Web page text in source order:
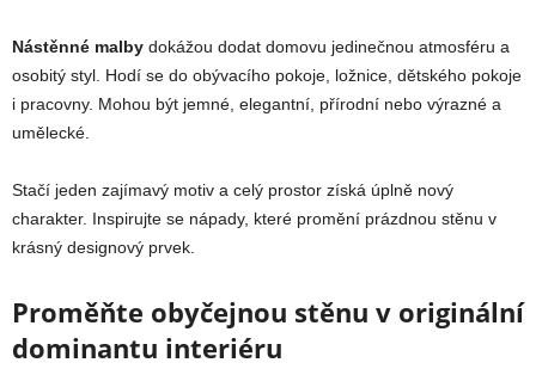
Nástěnné malby dokážou dodat domovu jedinečnou atmosféru a
osobitý styl. Hodí se do obývacího pokoje, ložnice, dětského pokoje
i pracovny. Mohou být jemné, elegantní, přírodní nebo výrazné a
umělecké.
Stačí jeden zajímavý motiv a celý prostor získá úplně nový
charakter. Inspirujte se nápady, které promění prázdnou stěnu v
krásný designový prvek.
Proměňte obyčejnou stěnu v originální
dominantu interiéru